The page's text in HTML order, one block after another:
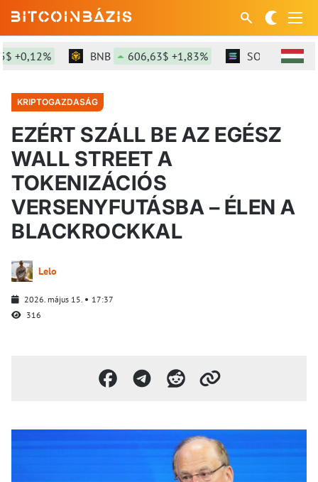
BNB 606,63$ +1,83% SOL 76,69$
KRIPTOGAZDASÁG
EZÉRT SZÁLL BE AZ EGÉSZ
WALL STREET A
TOKENIZÁCIÓS
VERSENYFUTÁSBA – ÉLEN A
BLACKROCKKAL
Lelo
2026. május 15.
17:37
316